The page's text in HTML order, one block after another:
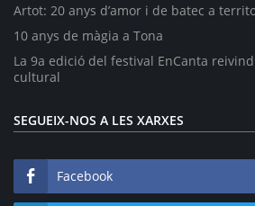
Artot: 20 anys d’amor i de batec a
10 anys de màgia a Tona
La 9a edició del festival EnCanta
cultural
SEGUEIX-NOS A LES XARXES
Facebook